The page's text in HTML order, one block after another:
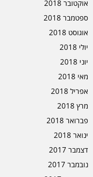
אוקטובר 2018
ספטמבר 2018
אוגוסט 2018
יולי 2018
יוני 2018
מאי 2018
אפריל 2018
מרץ 2018
פברואר 2018
ינואר 2018
דצמבר 2017
נובמבר 2017